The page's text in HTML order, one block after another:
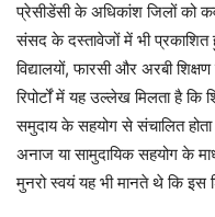
प्रेसीडेंसी के अधिकांश जिलों को
संसद के दस्तावेजों में भी प्रकाशित
विद्यालयों, फारसी और अरबी
रिपोर्टों में यह उल्लेख मिलता है कि
समुदाय के सहयोग से संचालित
अनाज या सामुदायिक सहयोग के
मुनरो स्वयं यह भी मानते थे कि इस